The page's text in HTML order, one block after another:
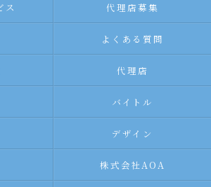
ス 代理店募集
よくある質問
代理店
バイトル
デザイン
株式会社AOA